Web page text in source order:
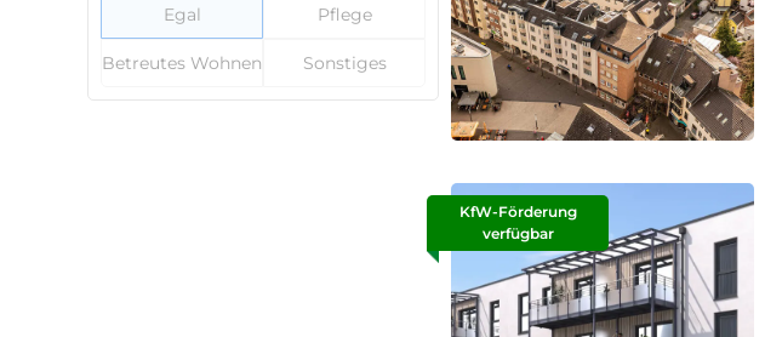
Egal Pflege
Betreutes Wohnen Sonstiges
KfW-Förderung
verfügbar